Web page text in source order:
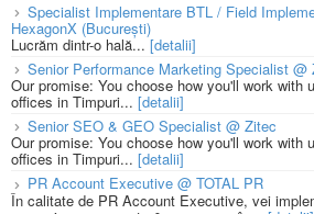
Specialist Implementare BTL / Field
HexagonX (București)
Lucrăm dintr-o hală... [detalii]
Senior Performance Marketing Specialist @
Our promise: You choose how you'll work with
offices in Timpuri... [detalii]
Senior SEO & GEO Specialist @ Zitec
Our promise: You choose how you'll work with
offices in Timpuri... [detalii]
PR Account Executive @ TOTAL PR
În calitate de PR Account Executive, vei